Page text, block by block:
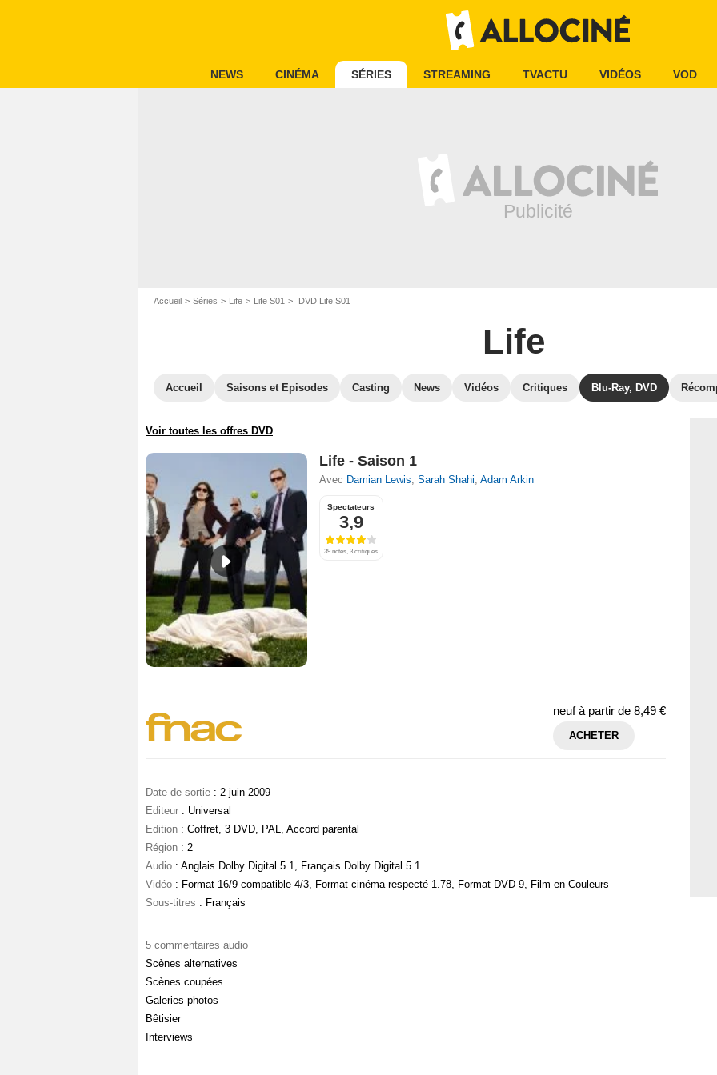
NEWS CINÉMA SÉRIES STREAMING TVACTU VIDÉOS VOD
Accueil Séries Life Life S01 DVD Life S01
Life
Accueil Saisons et Episodes Casting News Vidéos Critiques Blu-Ray, DVD
Voir toutes les offres DVD
Life - Saison 1
Avec Damian Lewis, Sarah Shahi, Adam Arkin
Spectateurs
3,9
39 notes, 3 critiques
neuf à partir de 8,49 €
ACHETER
Date de sortie : 2 juin 2009
Editeur : Universal
Edition : Coffret, 3 DVD, PAL, Accord parental
Région : 2
Audio : Anglais Dolby Digital 5.1, Français Dolby Digital 5.1
Vidéo : Format 16/9 compatible 4/3, Format cinéma respecté 1.78, Format DVD-9, Film en Couleurs
Sous-titres : Français
5 commentaires audio
Scènes alternatives
Scènes coupées
Galeries photos
Bêtisier
Interviews